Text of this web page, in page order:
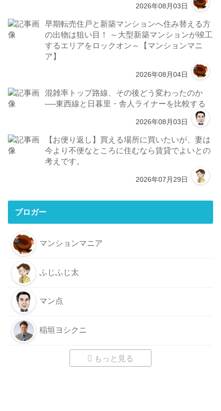
2026年08月03日
早期転売住戸と新築マンションへ住み替える方
の出物は狙い目！ ～大型新築マンションが竣工
するエリアをロックオン～【マンションマニ
ア】
2026年08月04日
混雑率トップ路線、その後どう変わったのか
──東西線と日暮里・舎人ライナーを比較する
2026年08月03日
【お便り返し】買える場所に買いたいが、妻は
今より不便なところに住むなら賃貸でよいとの
考えです。
2026年07月29日
ブロガー
マンションマニア
ふじふじ太
マン点
稲垣ヨシクニ
もっと見る